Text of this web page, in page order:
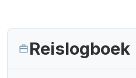
Reislogboek